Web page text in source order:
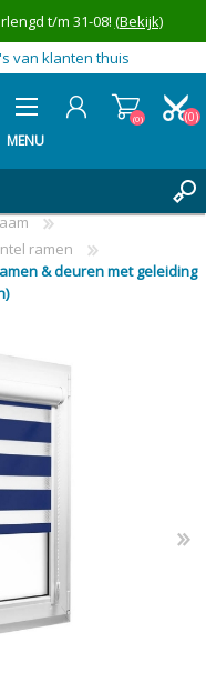
t/m 31-08! (Bekijk)
van klanten thuis
MENU
(0)
(0)
ramen
& deuren met geleiding